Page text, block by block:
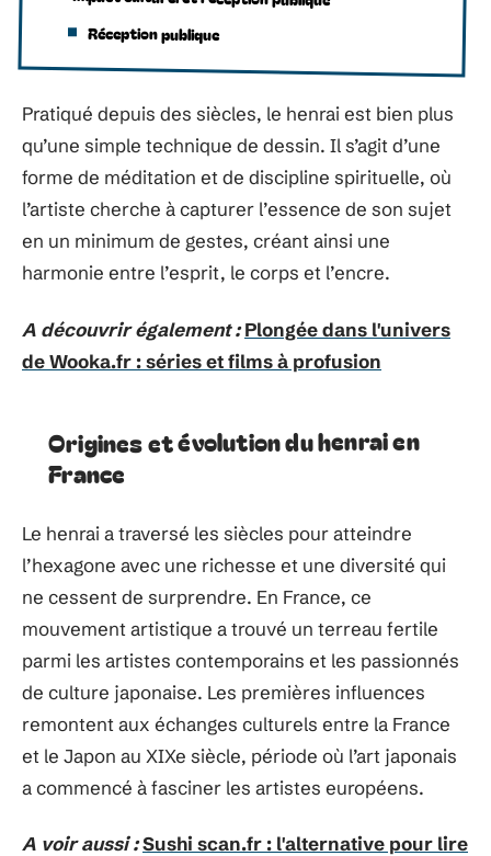
Réception publique
Pratiqué depuis des siècles, le henrai est bien plus
qu’une simple technique de dessin. Il s’agit d’une
forme de méditation et de discipline spirituelle, où
l’artiste cherche à capturer l’essence de son sujet
en un minimum de gestes, créant ainsi une
harmonie entre l’esprit, le corps et l’encre.
A découvrir également : Plongée dans l'univers
de Wooka.fr : séries et films à profusion
Origines et évolution du henrai en
France
Le henrai a traversé les siècles pour atteindre
l’hexagone avec une richesse et une diversité qui
ne cessent de surprendre. En France, ce
mouvement artistique a trouvé un terreau fertile
parmi les artistes contemporains et les passionnés
de culture japonaise. Les premières influences
remontent aux échanges culturels entre la France
et le Japon au XIXe siècle, période où l’art japonais
a commencé à fasciner les artistes européens.
A voir aussi :Sushi scan.fr : l'alternative pour lire